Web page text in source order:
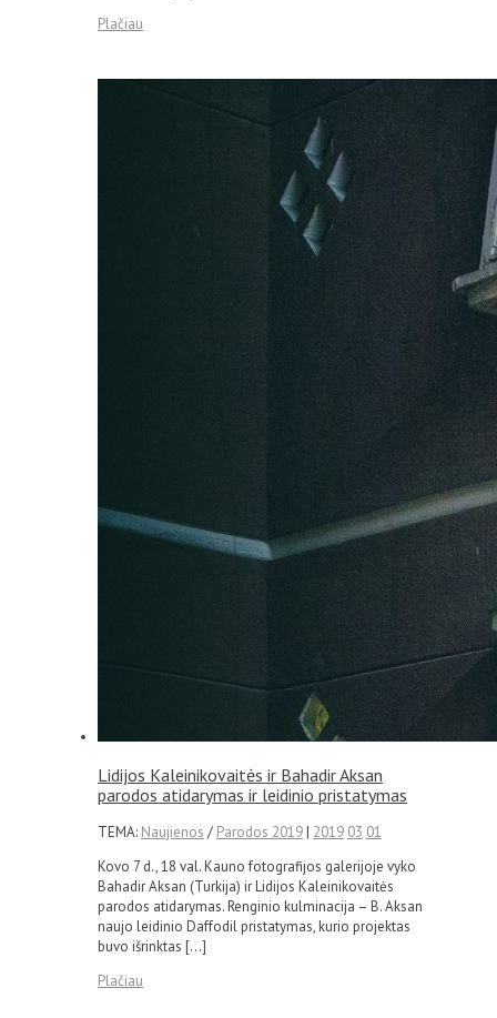
Plačiau
Lidijos Kaleinikovaitės ir Bahadir Aksan
parodos atidarymas ir leidinio pristatymas
TEMA: Naujienos / Parodos 2019| 2019 03 01
Kovo 7 d., 18 val. Kauno fotografijos galerijoje vyko
Bahadir Aksan (Turkija) ir Lidijos Kaleinikovaitės
parodos atidarymas. Renginio kulminacija – B. Aksan
naujo leidinio Daffodil pristatymas, kurio projektas
buvo išrinktas […]
Plačiau